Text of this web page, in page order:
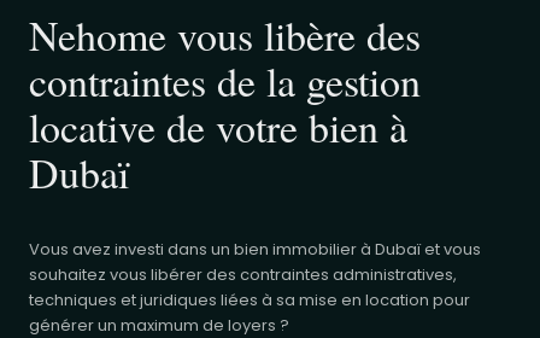
Nehome vous libère des
contraintes de la gestion
locative de votre bien à
Dubaï
Vous avez investi dans un bien immobilier à Dubaï et vous
souhaitez vous libérer des contraintes administratives,
techniques et juridiques liées à sa mise en location pour
générer un maximum de loyers ?